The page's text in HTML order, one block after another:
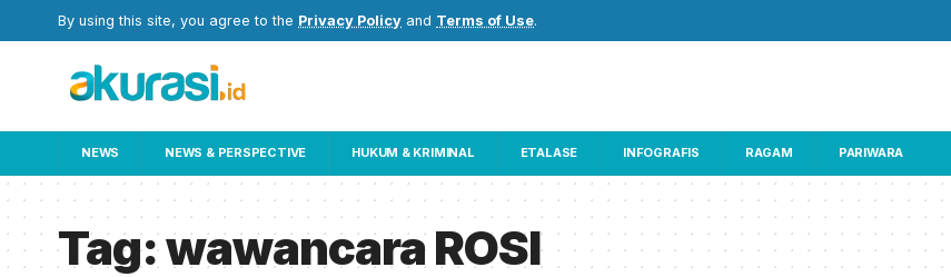
By using this site, you agree to the Privacy Policy and Terms of Use.
NEWS NEWS & PERSPECTIVE HUKUM & KRIMINAL ETALASE INFOGRAFIS RAGAM PARIWARA
Tag:wawancara ROSI